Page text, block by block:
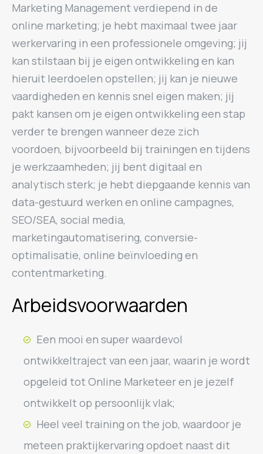
Marketing Management verdiepend in de
online marketing; je hebt maximaal twee jaar
werkervaring in een professionele omgeving; jij
kan stilstaan bij je eigen ontwikkeling en kan
hieruit leerdoelen opstellen; jij kan je nieuwe
vaardigheden en kennis snel eigen maken; jij
pakt kansen om je eigen ontwikkeling een stap
verder te brengen wanneer deze zich
voordoen, bijvoorbeeld bij trainingen en tijdens
je werkzaamheden; jij bent digitaal en
analytisch sterk; je hebt diepgaande kennis van
data-gestuurd werken en online campagnes,
SEO/SEA, social media,
marketingautomatisering, conversie-
optimalisatie, online beïnvloeding en
contentmarketing.
Arbeidsvoorwaarden
Een mooi en super waardevol
ontwikkeltraject van een jaar, waarin je wordt
opgeleid tot Online Marketeer en je jezelf
ontwikkelt op persoonlijk vlak;
Heel veel training on the job, waardoor je
meteen praktijkervaring opdoet naast dit